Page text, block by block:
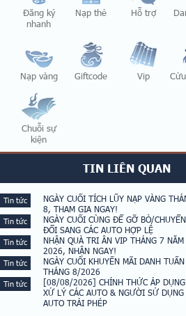
Đăng ký
nhanh
Nạp thẻ Hỗ trợ
Nạp vàng Giftcode Vip
Chuỗi sự
kiện
TIN LIÊN QUAN
Tin tức
NGÀY CUỐI TÍCH LŨY NẠP VÀNG
8, THAM GIA NGAY!
Tin tức
NGÀY CUỐI CÙNG ĐỂ GỠ BỎ/CHUYỂN
ĐỔI SANG CÁC AUTO HỢP LỆ
Tin tức
NHẬN QUÀ TRI ÂN VIP THÁNG 7 NĂM
2026, NHẬN NGAY!
Tin tức
NGÀY CUỐI KHUYẾN MÃI DANH TUẤN
THÁNG 8/2026
Tin tức
[08/08/2026] CHÍNH THỨC ÁP DỤNG
XỬ LÝ CÁC AUTO & NGƯỜI SỬ DỤNG
AUTO TRÁI PHÉP